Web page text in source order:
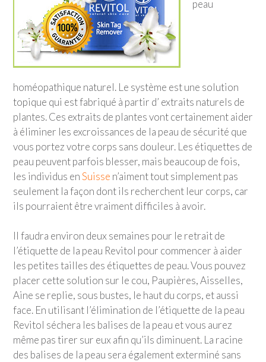
peau
homéopathique naturel. Le système est une solution
topique qui est fabriqué à partir d’ extraits naturels de
plantes. Ces extraits de plantes vont certainement aider
à éliminer les excroissances de la peau de sécurité que
vous portez votre corps sans douleur. Les étiquettes de
peau peuvent parfois blesser, mais beaucoup de fois,
les individus enSuisse n’aiment tout simplement pas
seulement la façon dont ils recherchent leur corps, car
ils pourraient être vraiment difficiles à avoir.
Il faudra environ deux semaines pour le retrait de
l’étiquette de la peau Revitol pour commencer à aider
les petites tailles des étiquettes de peau. Vous pouvez
placer cette solution sur le cou, Paupières, Aisselles,
Aine se replie, sous bustes, le haut du corps, et aussi
face. En utilisant l’élimination de l’étiquette de la peau
Revitol séchera les balises de la peau et vous aurez
même pas tirer sur eux afin qu’ils diminuent. La racine
des balises de la peau sera également exterminé sans